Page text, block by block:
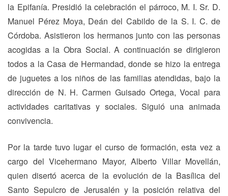
la Epifanía. Presidió la celebración el párroco, M. I. Sr. D.
Manuel Pérez Moya, Deán del Cabildo de la S. I. C. de
Córdoba. Asistieron los hermanos junto con las personas
acogidas a la Obra Social. A continuación se dirigieron
todos a la Casa de Hermandad, donde se hizo la entrega
de juguetes a los niños de las familias atendidas, bajo la
dirección de N. H. Carmen Guisado Ortega, Vocal para
actividades caritativas y sociales. Siguió una animada
convivencia.
Por la tarde tuvo lugar el curso de formación, esta vez a
cargo del Vicehermano Mayor, Alberto Villar Movellán,
quien disertó acerca de la evolución de la Basílica del
Santo Sepulcro de Jerusalén y la posición relativa del